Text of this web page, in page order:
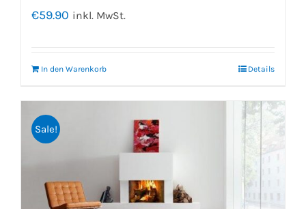
€59.90 inkl. MwSt.
In den Warenkorb Details
Sale!